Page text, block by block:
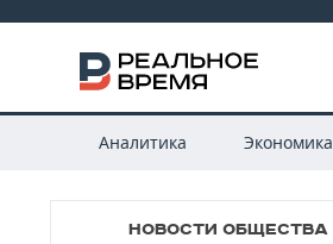
Аналитика Экономика
НОВОСТИ ОБЩЕСТВА